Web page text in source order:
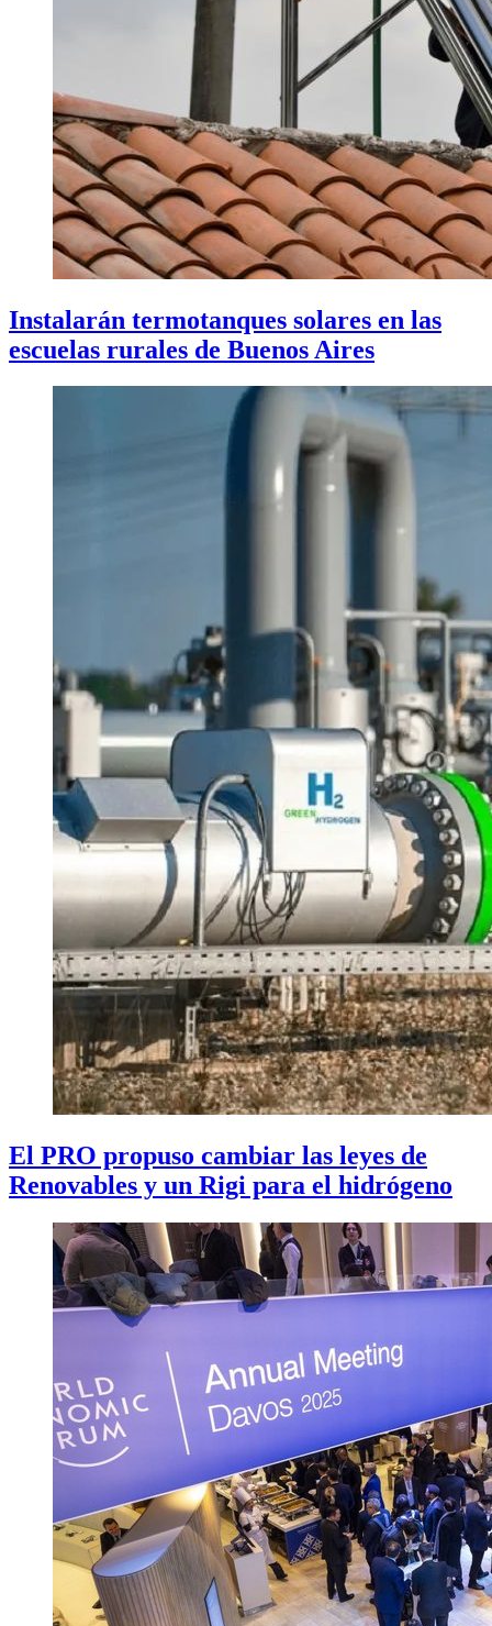
Instalarán termotanques solares en las
escuelas rurales de Buenos Aires
El PRO propuso cambiar las leyes de
Renovables y un Rigi para el hidrógeno